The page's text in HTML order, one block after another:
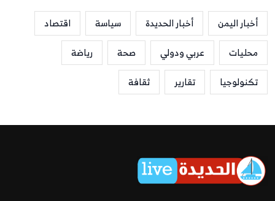
أخبار اليمن أخبار الحديدة سياسة
اقتصاد
محليات
عربي ودولي صحة
رياضة
تكنولوجيا
تقارير ثقافة